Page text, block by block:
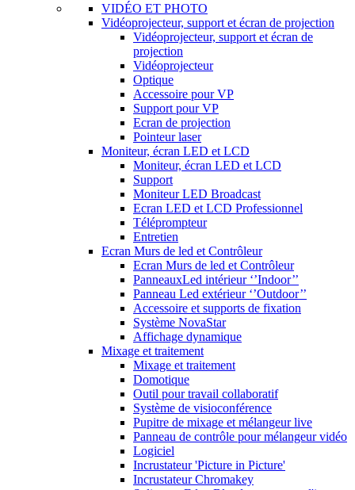
VIDÉO ET PHOTO
Vidéoprojecteur, support et écran de projection
Vidéoprojecteur, support et écran de
projection
Vidéoprojecteur
Optique
Accessoire pour VP
Support pour VP
Ecran de projection
Pointeur laser
Moniteur, écran LED et LCD
Moniteur, écran LED et LCD
Support
Moniteur LED Broadcast
Ecran LED et LCD Professionnel
Téléprompteur
Entretien
Ecran Murs de led et Contrôleur
Ecran Murs de led et Contrôleur
PanneauxLed intérieur ‘’Indoor’’
Panneau Led extérieur ‘’Outdoor’’
Accessoire et supports de fixation
Système NovaStar
Affichage dynamique
Mixage et traitement
Mixage et traitement
Domotique
Outil pour travail collaboratif
Système de visioconférence
Pupitre de mixage et mélangeur live
Panneau de contrôle pour mélangeur vidéo
Logiciel
Incrustateur 'Picture in Picture'
Incrustateur Chromakey